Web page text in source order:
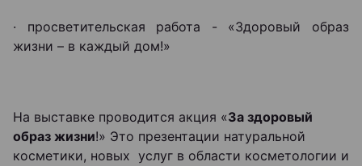
· просветительская работа - «Здоровый образ
жизни – в каждый дом!»
На выставке проводится акция «За здоровый
образ жизни!» Это презентации натуральной
косметики, новых услуг в области косметологии и